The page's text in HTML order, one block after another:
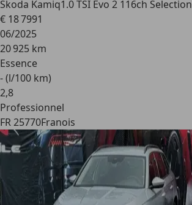
Skoda Kamiq1.0 TSI Evo 2 116ch Selection
€ 18 7991
06/2025
20 925 km
Essence
- (l/100 km)
2,8
Professionnel
FR 25770Franois